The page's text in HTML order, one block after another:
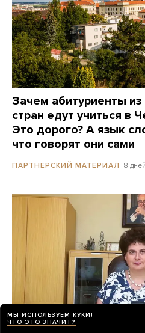
Зачем абитуриенты из
стран едут учиться в
Это дорого? А язык
что говорят они сами
ПАРТНЕРСКИЙ МАТЕРИАЛ 8
МЫ ИСПОЛЬЗУЕМ КУКИ!
ЧТО ЭТО ЗНАЧИТ?